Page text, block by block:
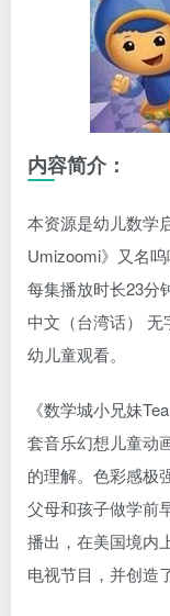
内容简介：
本资源是幼儿数学
Umizoomi》又名
每集播放时长23分
中文（台湾话）
幼儿童观看。
《数学城小兄妹
套音乐幻想儿童动
的理解。色彩感极
父母和孩子做学前
播出，在美国境内
电视节目，并创造